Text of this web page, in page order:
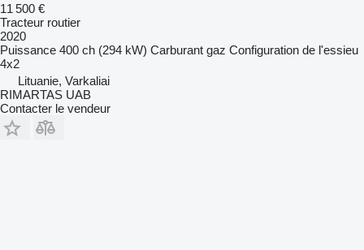
11 500 €
Tracteur routier
2020
Puissance 400 ch (294 kW) Carburant gaz Configuration de l'essieu
4x2
Lituanie, Varkaliai
RIMARTAS UAB
Contacter le vendeur